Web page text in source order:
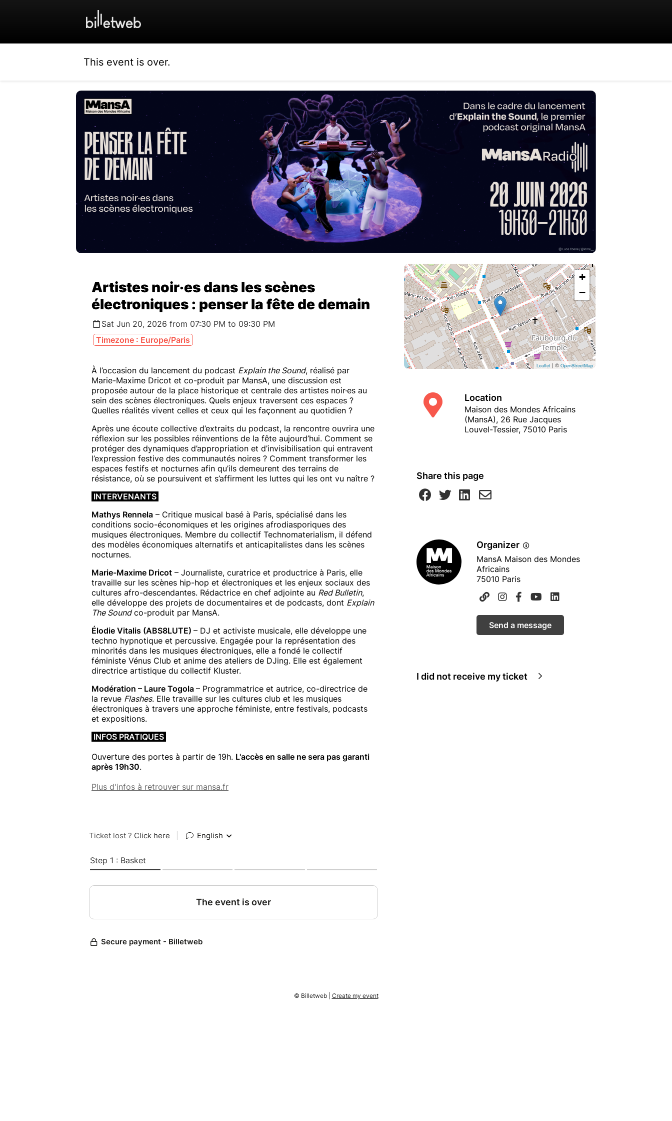
This event is over.
Artistes noir·es dans les scènes
électroniques : penser la fête de demain
Sat Jun 20, 2026 from 07:30 PM to 09:30 PM
Timezone : Europe/Paris
À l’occasion du lancement du podcast Explain the Sound, réalisé par
Marie-Maxime Dricot et co-produit par MansA, une discussion est
proposée autour de la place historique et centrale des artistes noir·es au
sein des scènes électroniques. Quels enjeux traversent ces espaces ?
Quelles réalités vivent celles et ceux qui les façonnent au quotidien ?
Après une écoute collective d’extraits du podcast, la rencontre ouvrira une
réflexion sur les possibles réinventions de la fête aujourd’hui. Comment se
protéger des dynamiques d’appropriation et d’invisibilisation qui entravent
l’expression festive des communautés noires ? Comment transformer les
espaces festifs et nocturnes afin qu’ils demeurent des terrains de
résistance, où se poursuivent et s’affirment les luttes qui les ont vu naître ?
INTERVENANTS
Mathys Rennela – Critique musical basé à Paris, spécialisé dans les
conditions socio-économiques et les origines afrodiasporiques des
musiques électroniques. Membre du collectif Technomaterialism, il défend
des modèles économiques alternatifs et anticapitalistes dans les scènes
nocturnes.
Marie-Maxime Dricot – Journaliste, curatrice et productrice à Paris, elle
travaille sur les scènes hip-hop et électroniques et les enjeux sociaux des
cultures afro-descendantes. Rédactrice en chef adjointe au Red Bulletin,
elle développe des projets de documentaires et de podcasts, dont Explain
The Soundco-produit par MansA.
Élodie Vitalis (ABS8LUTE) – DJ et activiste musicale, elle développe une
techno hypnotique et percussive. Engagée pour la représentation des
minorités dans les musiques électroniques, elle a fondé le collectif
féministe Vénus Club et anime des ateliers de DJing. Elle est également
directrice artistique du collectif Kluster.
Modération – Laure Togola – Programmatrice et autrice, co-directrice de
la revue Flashes. Elle travaille sur les cultures club et les musiques
électroniques à travers une approche féministe, entre festivals, podcasts
et expositions.
INFOS PRATIQUES
Ouverture des portes à partir de 19h. L'accès en salle ne sera pas garanti
après 19h30.
Plus d'infos à retrouver sur mansa.fr
+
−
Leaflet | © OpenStreetMap
Location
Maison des Mondes Africains
(MansA), 26 Rue Jacques
Louvel-Tessier, 75010 Paris
Share this page
Organizer
MansA Maison des Mondes
Africains
75010 Paris
Send a message
I did not receive my ticket
© Billetweb | Create my event